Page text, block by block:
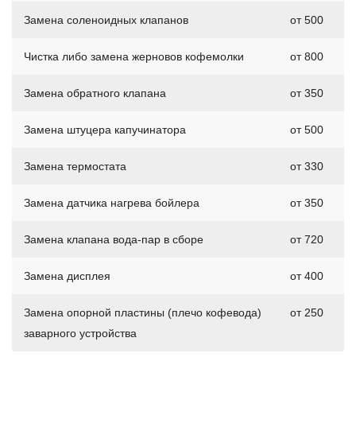
Замена соленоидных клапанов от 500
Чистка либо замена жерновов кофемолки от 800
Замена обратного клапана от 350
Замена штуцера капучинатора от 500
Замена термостата от 330
Замена датчика нагрева бойлера от 350
Замена клапана вода-пар в сборе от 720
Замена дисплея от 400
Замена опорной пластины (плечо кофевода)
заварного устройства
от 250